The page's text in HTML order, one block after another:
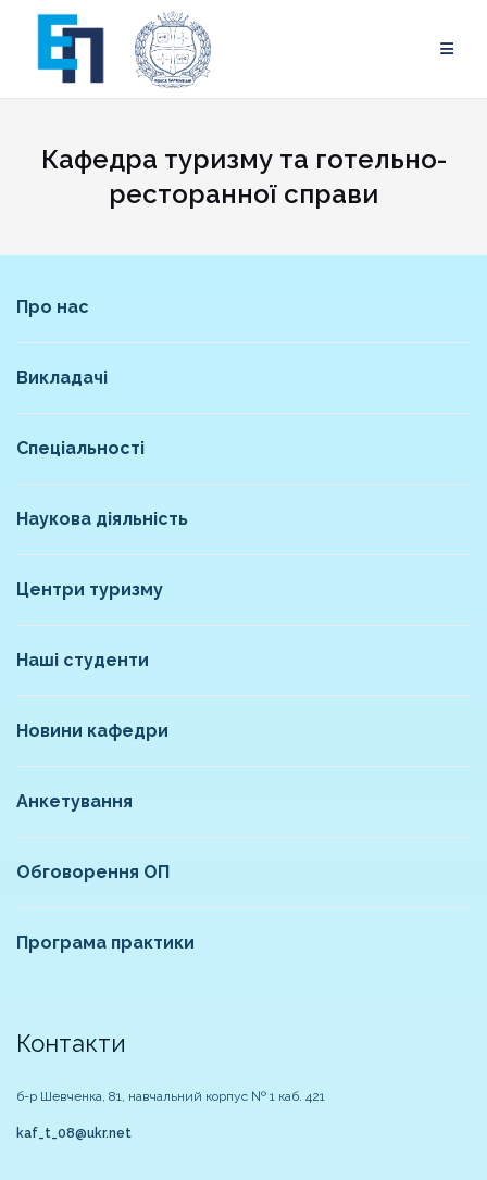
content
Кафедра туризму та готельно-
ресторанної справи
Про нас
Викладачі
Спеціальності
Наукова діяльність
Центри туризму
Наші студенти
Новини кафедри
Анкетування
Обговорення ОП
Програма практики
Контакти
б-р Шевченка, 81, навчальний корпус № 1 каб. 421
kaf_t_08@ukr.net